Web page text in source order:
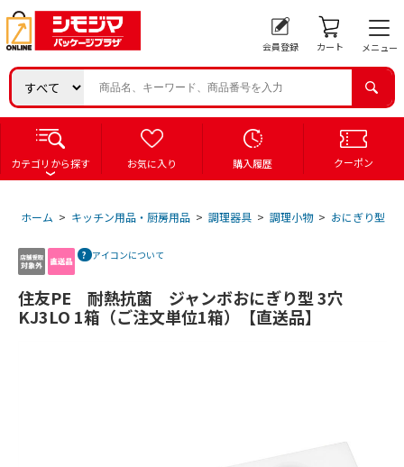
会員登録 カート メニュー
カテゴリから探す お気に入り 購入履歴 クーポン
ホーム > キッチン用品・厨房用品 > 調理器具 > 調理小物 > おにぎり型・
アイコンについて
住友PE 耐熱抗菌 ジャンボおにぎり型 3穴
KJ3LO 1箱（ご注文単位1箱）【直送品】